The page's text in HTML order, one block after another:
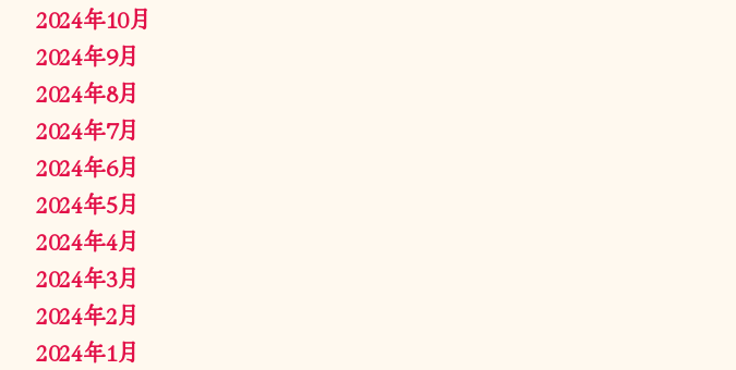
2024年10月
2024年9月
2024年8月
2024年7月
2024年6月
2024年5月
2024年4月
2024年3月
2024年2月
2024年1月